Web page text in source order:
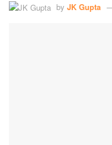
by JK Gupta